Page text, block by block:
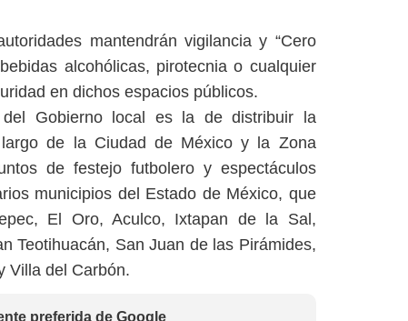
mantendrán vigilancia y “Cero
alcohólicas, pirotecnia o cualquier
en dichos espacios públicos.
Gobierno local es la de distribuir la
de la Ciudad de México y la Zona
de festejo futbolero y espectáculos
municipios del Estado de México, que
El Oro, Aculco, Ixtapan de la Sal,
Teotihuacán, San Juan de las Pirámides,
Villa del Carbón.
preferida de Google